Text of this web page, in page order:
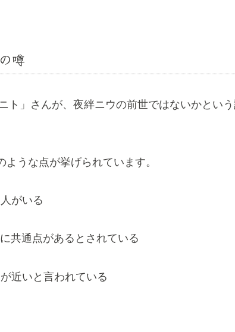
噂
ト」さんが、夜絆ニウの前世ではないかとい
うな点が挙げられています。
がいる
共通点があるとされている
近いと言われている